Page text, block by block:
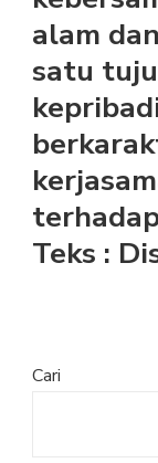
alam
satu
Teks :
Cari